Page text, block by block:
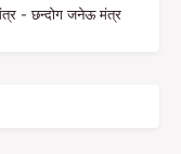
- छन्दोग जनेऊ मंत्र